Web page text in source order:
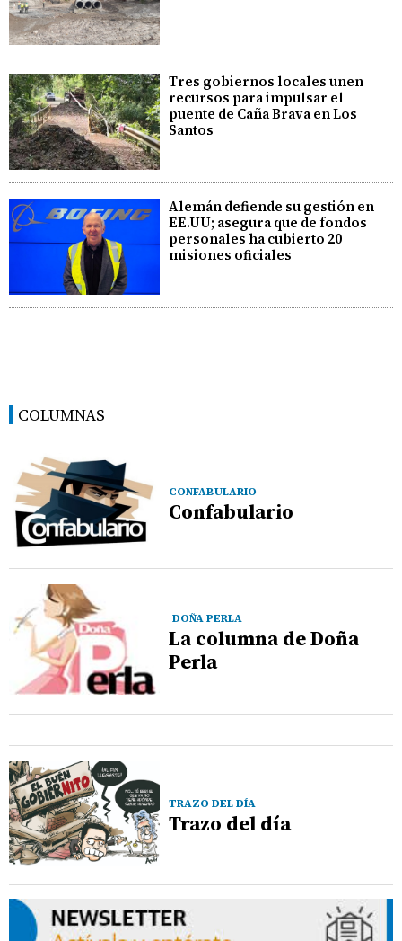
Tres gobiernos locales unen
recursos para impulsar el
puente de Caña Brava en Los
Santos
Alemán defiende su gestión en
EE.UU; asegura que de fondos
personales ha cubierto 20
misiones oficiales
COLUMNAS
CONFABULARIO
Confabulario
DOÑA PERLA
La columna de Doña
Perla
TRAZO DEL DÍA
Trazo del día